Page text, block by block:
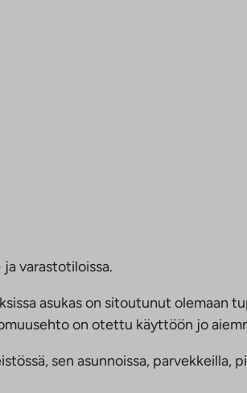
varastotiloissa.
asukas on sitoutunut olemaan
on otettu käyttöön jo
sen asunnoissa, parvekkeilla,